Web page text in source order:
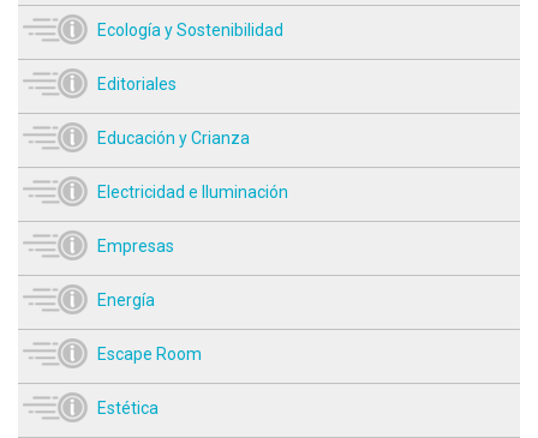
Ecología y Sostenibilidad
Editoriales
Educación y Crianza
Electricidad e Iluminación
Empresas
Energía
Escape Room
Estética